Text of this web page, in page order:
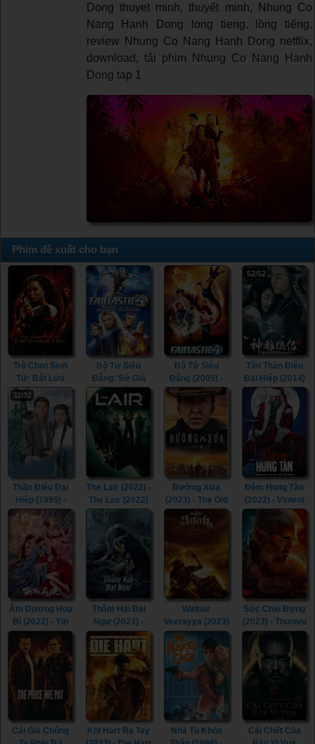
Dong thuyet minh, thuyết minh, Nhung Co
Nang Hanh Dong long tieng, lồng tiếng,
review Nhung Co Nang Hanh Dong netflix,
download, tải phim Nhung Co Nang Hanh
Dong tap 1
Phim đề xuất cho bạn
Trò Chơi Sinh
Tử: Bắt Lửa
(2013) - The
Hunger Games:
Catching Fire
(2013)
Bộ Tứ Siêu
Đẳng: Sứ Giả
Bạc (2007) -
Fantastic Four:
Rise of the
Silver Surfer
(2007)
Bộ Tứ Siêu
Đẳng (2005) -
Fantastic Four
(2005)
52/52
Tân Thần Điêu
Đại Hiệp (2014)
- The Romance
of the Condor
Heroes (2014)
32/32
Thần Điêu Đại
Hiệp (1995) -
Return of The
Condor Heroes
(1995)
The Lair (2022) -
The Lair (2022)
Đường Xưa
(2023) - The Old
Way (2023)
Đêm Hung Tàn
(2022) - Violent
Night (2022)
Âm Dương Hoạ
Bì (2022) - Yin
Yang Painted
Skin (2022)
Thâm Hải Đại
Ngư (2023) -
Monster of The
Deep (2023)
Waltair
Veerayya (2023)
- Waltair
Veerayya (2023)
Sức Chịu Đựng
(2023) - Thunivu
(2023)
Cái Giá Chúng
Khi Hart Ra Tay
Nhà Tù Khỏa
Cái Chết Của